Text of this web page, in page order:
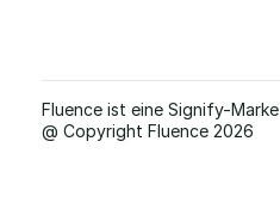
Fluence ist eine Signify-Marke
@ Copyright Fluence 2026